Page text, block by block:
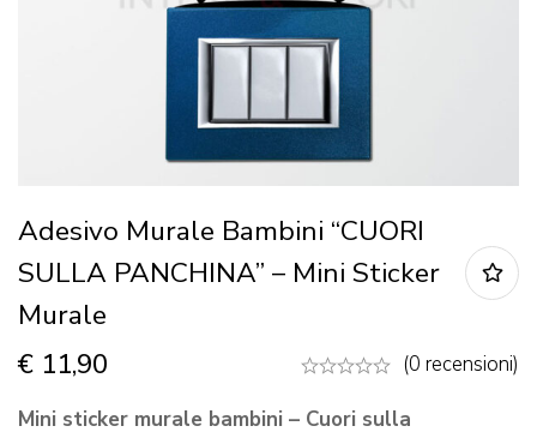
Adesivo Murale Bambini “CUORI
SULLA PANCHINA” – Mini Sticker
Murale
€ 11,90
(0 recensioni)
Mini sticker murale bambini – Cuori sulla